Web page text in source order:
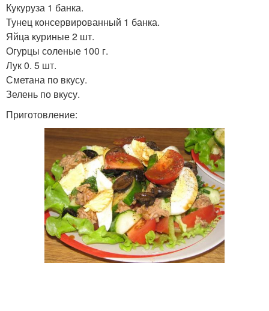
Кукуруза 1 банка.
Тунец консервированный 1 банка.
Яйца куриные 2 шт.
Огурцы соленые 100 г.
Лук 0. 5 шт.
Сметана по вкусу.
Зелень по вкусу.
Приготовление: